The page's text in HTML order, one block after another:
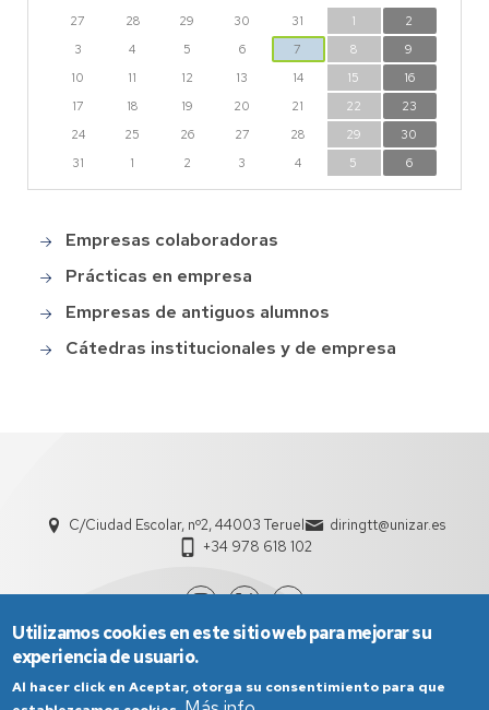
27
28 29 30 31 1
2
3
4 5 6 7 8
9
10
11 12 13 14 15
16
17
18 19 20 21 22
23
24
25 26 27 28 29
30
31
1 2 3 4 5 6
Main
menu
Empresas colaboradoras
Prácticas en empresa
Empresas de antiguos alumnos
Cátedras institucionales y de empresa
C/Ciudad Escolar, nº2, 44003 Teruel
diringtt@unizar.es
+34 978 618 102
Utilizamos cookies en este sitio web para mejorar su
experiencia de usuario.
Al hacer click en Aceptar, otorga su consentimiento para que